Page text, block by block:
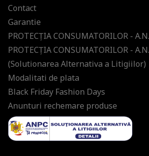
Contact
Garantie
PROTECŢIA CONSUMATORILOR -
PROTECŢIA CONSUMATORILOR -
(Solutionarea Alternativa a Litigiilor)
Modalitati de plata
Black Friday Fashion Days
Anunturi rechemare produse